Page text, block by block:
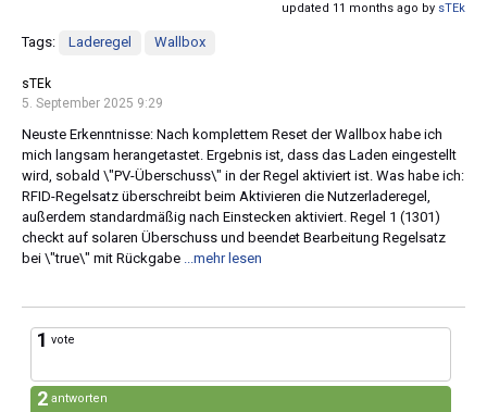
updated 11 months ago by sTEk
Tags: Laderegel Wallbox
sTEk
5. September 2025 9:29
Neuste Erkenntnisse: Nach komplettem Reset der Wallbox habe ich
mich langsam herangetastet. Ergebnis ist, dass das Laden eingestellt
wird, sobald \"PV-Überschuss\" in der Regel aktiviert ist. Was habe ich:
RFID-Regelsatz überschreibt beim Aktivieren die Nutzerladeregel,
außerdem standardmäßig nach Einstecken aktiviert. Regel 1 (1301)
checkt auf solaren Überschuss und beendet Bearbeitung Regelsatz
bei \"true\" mit Rückgabe ...mehr lesen
1 vote
2 antworten